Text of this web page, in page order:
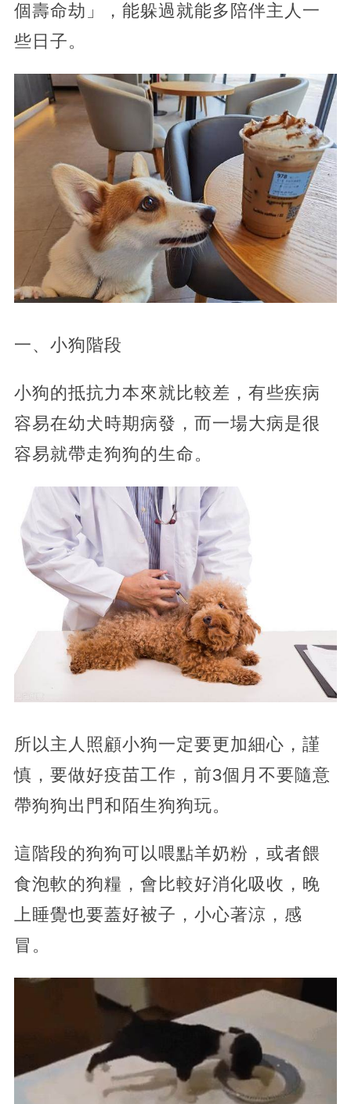
個壽命劫」，能躲過就能多陪伴主人一
些日子。
一、小狗階段
小狗的抵抗力本來就比較差，有些疾病
容易在幼犬時期病發，而一場大病是很
容易就帶走狗狗的生命。
所以主人照顧小狗一定要更加細心，謹
慎，要做好疫苗工作，前3個月不要隨意
帶狗狗出門和陌生狗狗玩。
這階段的狗狗可以喂點羊奶粉，或者餵
食泡軟的狗糧，會比較好消化吸收，晚
上睡覺也要蓋好被子，小心著涼，感
冒。